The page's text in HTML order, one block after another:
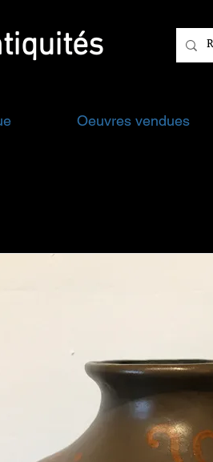
Oeuvres vendues